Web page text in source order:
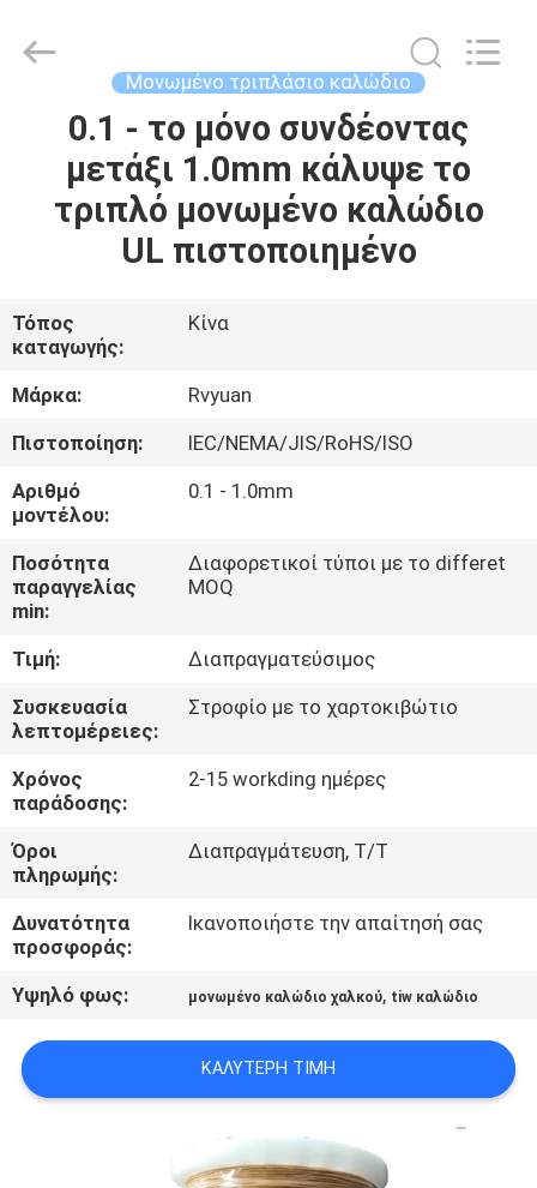
ΣΠΊΤΙ
ΠΡΟΪΌΝΤΑ
ΠΕΡΊΠΟΥ
ΕΜΕΊΣ
ΓΎΡΟΣ
ΕΡΓΟΣΤΑΣΊΩΝ
ΠΟΙΟΤΙΚΌΣ
ΜΑΣ
ΕΛΆΤΕ
ΣΕ
ΕΠΑΦΉ
ΜΕ
ΕΙΔΉΣΕΙΣ
ΑΠΌΣΠΑΣΜΑ
Material
Co,.Ltd.
Μονωμένο τριπλάσιο καλώδιο
0.1 - το μόνο συνδέοντας
μετάξι 1.0mm κάλυψε το
τριπλό μονωμένο καλώδιο
UL πιστοποιημένο
Τόπος
καταγωγής:
Κίνα
Μάρκα:
Rvyuan
Πιστοποίηση:
IEC/NEMA/JIS/RoHS/ISO
Αριθμό
μοντέλου:
0.1 - 1.0mm
Ποσότητα
παραγγελίας
min:
Διαφορετικοί τύποι με το differet
MOQ
Τιμή:
Διαπραγματεύσιμος
Συσκευασία
λεπτομέρειες:
Στροφίο με το χαρτοκιβώτιο
Χρόνος
παράδοσης:
2-15 workding ημέρες
Όροι
πληρωμής:
Διαπραγμάτευση, T/T
Δυνατότητα
προσφοράς:
Ικανοποιήστε την απαίτησή σας
Υψηλό φως: μονωμένο καλώδιο χαλκού, tiw καλώδιο
ΚΑΛΎΤΕΡΗ ΤΙΜΉ